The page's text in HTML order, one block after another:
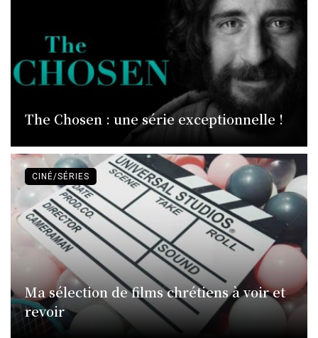
The Chosen : une série exceptionnelle !
Ma sélection de films chrétiens à voir et
revoir
CINÉ/SÉRIES